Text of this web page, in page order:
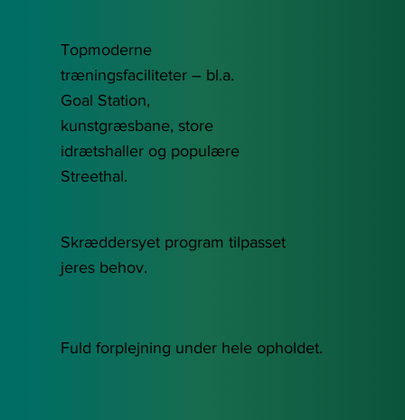
Topmoderne
træningsfaciliteter – bl.a.
Goal Station,
kunstgræsbane, store
idrætshaller og populære
Streethal​.
Skræddersyet program tilpasset
jeres behov.​
Fuld forplejning under hele opholdet.​